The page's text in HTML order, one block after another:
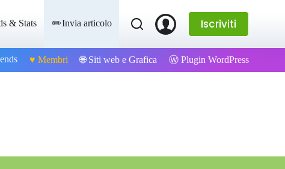
& Stats ✏️Invia articolo Iscriviti
♥️ Membri 🌐 Siti web e Grafica Ⓦ Plugin WordPress